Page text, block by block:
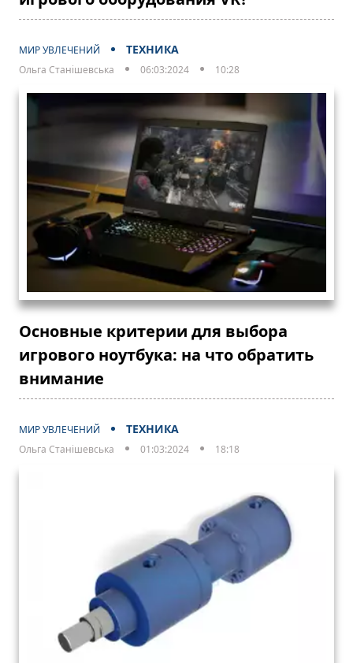
МИР УВЛЕЧЕНИЙ ТЕХНИКА
Ольга Станішевська 06:03:2024 10:28
Основные критерии для выбора
игрового ноутбука: на что обратить
внимание
МИР УВЛЕЧЕНИЙ ТЕХНИКА
Ольга Станішевська 01:03:2024 18:18